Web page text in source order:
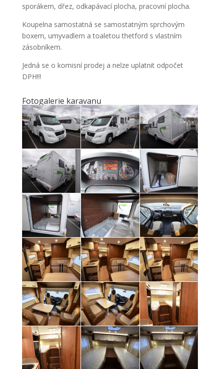
sporákem, dřez, odkapávací plocha, pracovní plocha.
Koupelna samostatná se samostatným sprchovým
boxem, umyvadlem a toaletou thetford s vlastním
zásobníkem.
Jedná se o komisní prodej a nelze uplatnit odpočet
DPH!!!
Fotogalerie karavanu